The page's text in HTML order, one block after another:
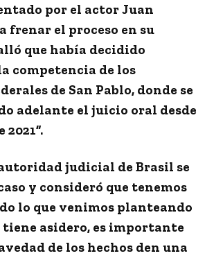
por el actor Juan
frenar el proceso en su
que había decidido
competencia de los
de San Pablo, donde se
adelante el juicio oral desde
judicial de Brasil se
y consideró que tenemos
lo que venimos planteando
tiene asidero, es importante
de los hechos den una